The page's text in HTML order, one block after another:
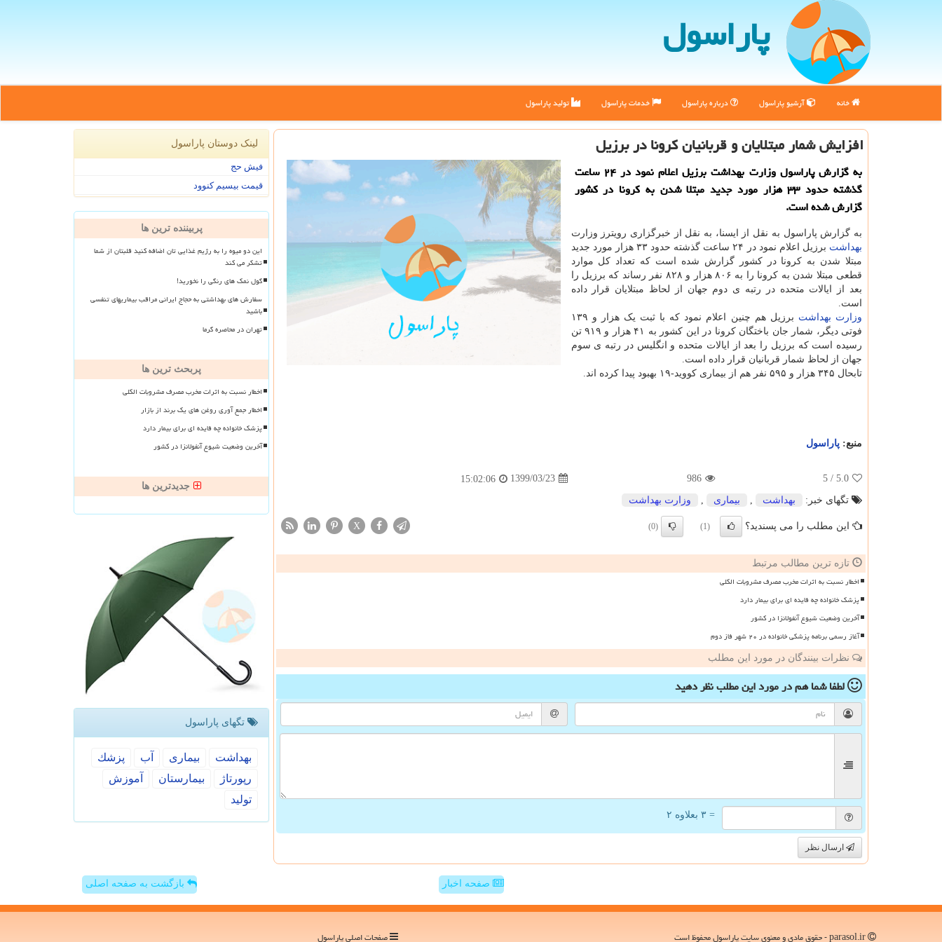
پاراسول
خانه آرشیو پاراسول درباره پاراسول خدمات پاراسول تولید پاراسول
افزایش شمار مبتلایان و قربانیان كرونا در برزیل
به گزارش پاراسول وزارت بهداشت برزیل اعلام نمود در ۲۴ ساعت
گذشته حدود ۳۳ هزار مورد جدید مبتلا شدن به كرونا در كشور
گزارش شده است.
به گزارش پاراسول به نقل از ایسنا، به نقل از خبرگزاری رویترز وزارت
بهداشت
برزیل اعلام نمود در ۲۴ ساعت گذشته حدود ۳۳ هزار مورد جدید
مبتلا شدن به کرونا در کشور گزارش شده است که تعداد کل موارد
قطعی مبتلا شدن به کرونا را به ۸۰۶ هزار و ۸۲۸ نفر رساند که برزیل را
بعد از ایالات متحده در رتبه ی دوم جهان از لحاظ مبتلایان قرار داده
است.
وزارت بهداشت
برزیل هم چنین اعلام نمود که با ثبت یک هزار و ۱۳۹
فوتی دیگر، شمار جان باختگان کرونا در این کشور به ۴۱ هزار و ۹۱۹ تن
رسیده است که برزیل را بعد از ایالات متحده و انگلیس در رتبه ی سوم
جهان از لحاظ شمار قربانیان قرار داده است.
تابحال ۳۴۵ هزار و ۵۹۵ نفر هم از بیماری کووید-۱۹ بهبود پیدا کرده اند.
منبع: پاراسول
5.0
/ 5
986
1399/03/23
15:02:06
تگهای خبر:
بهداشت بیماری وزارت بهداشت
این مطلب را می پسندید؟ (1)
(0)
X
تازه ترین مطالب مرتبط
اخطار نسبت به اثرات مخرب مصرف مشروبات الکلی
پزشک خانواده چه فایده ای برای بیمار دارد
آخرین وضعیت شیوع آنفولانزا در کشور
آغاز رسمی برنامه پزشکی خانواده در ۲۰ شهر فاز دوم
نظرات بینندگان در مورد این مطلب
لطفا شما همدر مورد این مطلبنظر دهید
= ۳ بعلاوه ۲
ارسال نظر
لینک دوستان پاراسول
فیش حج
قیمت بیسیم کنوود
پربیننده ترین ها
این دو میوه را به رژیم غذایی تان اضافه کنید قلبتان از شما
تشکر می کند
گول نمک های رنگی را نخورید!
سفارش های بهداشتی به حجاج ایرانی مراقب بیماریهای تنفسی
باشید
تهران در محاصره گرما
پربحث ترین ها
اخطار نسبت به اثرات مخرب مصرف مشروبات الکلی
اخطار جمع آوری روغن های یک برند از بازار
پزشک خانواده چه فایده ای برای بیمار دارد
آخرین وضعیت شیوع آنفولانزا در کشور
جدیدترین ها
تگهای پاراسول
بهداشت بیماری آب
پزشك
رپورتاژ
بیمارستان
آموزش
تولید
صفحه اخبار بازگشت به صفحه اصلی
صفحات اصلی پاراسول